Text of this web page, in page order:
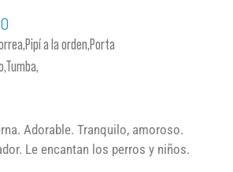
a la orden,Porta
Adorable. Tranquilo, amoroso.
Le encantan los perros y niños.